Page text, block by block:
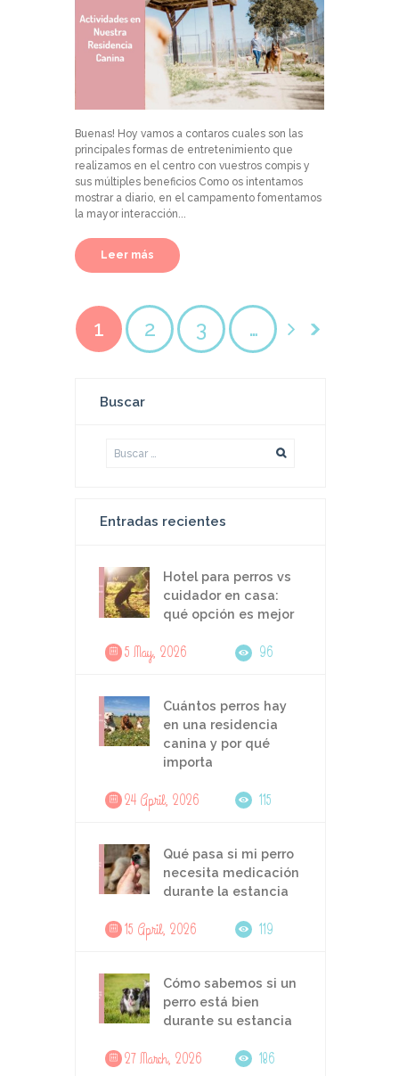
Buenas! Hoy vamos a contaros cuales son las
principales formas de entretenimiento que
realizamos en el centro con vuestros compis y
sus múltiples beneficios Como os intentamos
mostrar a diario, en el campamento fomentamos
la mayor interacción...
Leer más
1 2 3 …
Buscar
Entradas recientes
Hotel para perros vs
cuidador en casa:
qué opción es mejor
5 May, 2026 96
Cuántos perros hay
en una residencia
canina y por qué
importa
24 April, 2026 115
Qué pasa si mi perro
necesita medicación
durante la estancia
15 April, 2026 119
Cómo sabemos si un
perro está bien
durante su estancia
27 March, 2026 186